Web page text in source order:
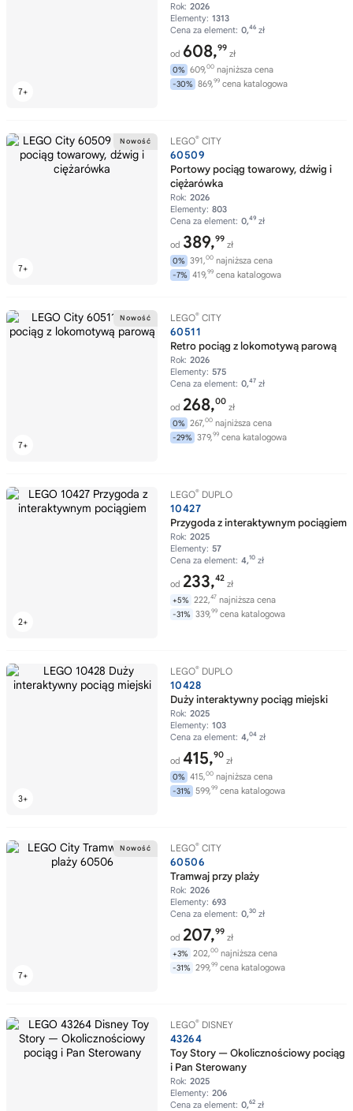
Rok: 2026
Elementy: 1313
Cena za element: 0,46 zł
od 608,99
zł
0% 609,00 najniższa cena
-30% 869,99 cena katalogowa
LEGO® CITY
60509
Portowy pociąg towarowy, dźwig i
ciężarówka
Rok: 2026
Elementy: 803
Cena za element: 0,49 zł
od 389,99
zł
0% 391,00 najniższa cena
-7% 419,99 cena katalogowa
LEGO® CITY
60511
Retro pociąg z lokomotywą parową
Rok: 2026
Elementy: 575
Cena za element: 0,47 zł
od 268,00
zł
0% 267,00 najniższa cena
-29% 379,99 cena katalogowa
LEGO® DUPLO
10427
Przygoda z interaktywnym pociągiem
Rok: 2025
Elementy: 57
Cena za element: 4,10 zł
od 233,42
zł
+5% 222,47 najniższa cena
-31% 339,99 cena katalogowa
LEGO® DUPLO
10428
Duży interaktywny pociąg miejski
Rok: 2025
Elementy: 103
Cena za element: 4,04 zł
od 415,90
zł
0% 415,00 najniższa cena
-31% 599,99 cena katalogowa
LEGO® CITY
60506
Tramwaj przy plaży
Rok: 2026
Elementy: 693
Cena za element: 0,30 zł
od 207,99
zł
+3% 202,00 najniższa cena
-31% 299,99 cena katalogowa
LEGO® DISNEY
43264
Toy Story — Okolicznościowy pociąg
i Pan Sterowany
Rok: 2025
Elementy: 206
Cena za element: 0,62 zł